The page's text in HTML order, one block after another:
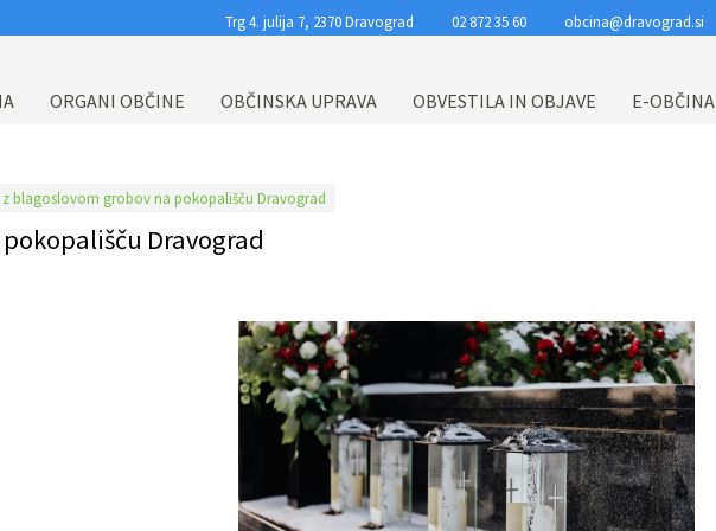
Trg 4. julija 7, 2370 Dravograd 02 872 35 60 obcina@dravograd.si
ORGANI OBČINE OBČINSKA UPRAVA OBVESTILA IN OBJAVE E-OBČINA
blagoslovom grobov na pokopališču Dravograd
Dravograd